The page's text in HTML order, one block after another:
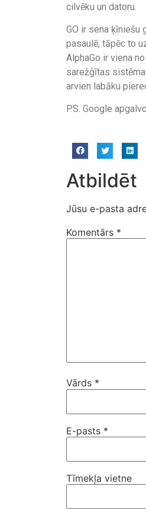
cilvēku un datoru.
GO ir sena ķīniešu
pasaulē, tāpēc to
AlphaGo ir viena
sarežģītas
arvien labāku
P.S. Google
Atbildēt
Jūsu e-pasta
Komentārs *
Vārds *
E-pasts *
Tīmekļa vietne